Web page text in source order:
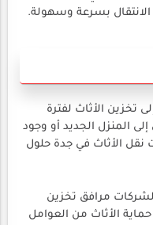
الانتقال بسرعة وسهولة.
تخزين الأثاث لفترة
المنزل الجديد أو وجود
نقل الأثاث في جدة حلول
مرافق تخزين
الأثاث من العوامل